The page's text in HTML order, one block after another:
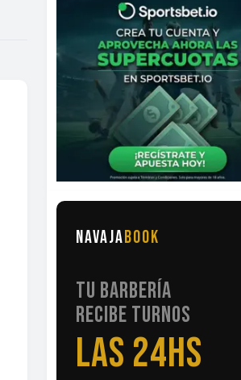
NAVAJABOOK
TU BARBERÍA
RECIBE TURNOS
LAS 24HS